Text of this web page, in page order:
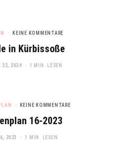
KEINE KOMMENTARE
in Kürbissoße
22, 2024 1 MIN. LESEN
KEINE KOMMENTARE
16-2023
2023 1 MIN. LESEN